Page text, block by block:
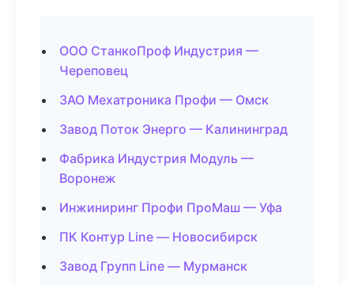
ООО СтанкоПроф Индустрия —
Череповец
ЗАО Мехатроника Профи — Омск
Завод Поток Энерго — Калининград
Фабрика Индустрия Модуль —
Воронеж
Инжиниринг Профи ПроМаш — Уфа
ПК Контур Line — Новосибирск
Завод Групп Line — Мурманск